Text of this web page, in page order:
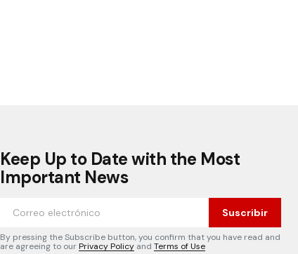
Keep Up to Date with the Most
Important News
Suscribir
By pressing the Subscribe button, you confirm that you have read and
are agreeing to ourPrivacy Policy and Terms of Use